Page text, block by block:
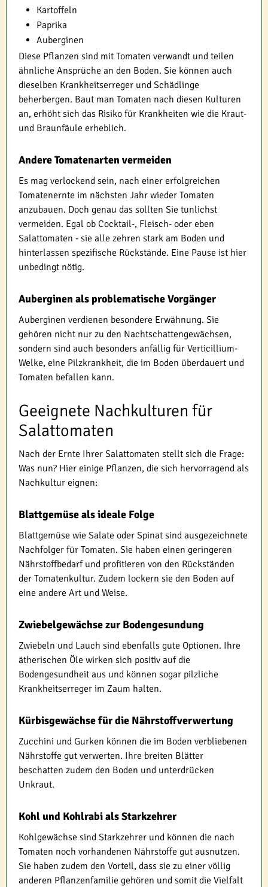
Kartoffeln
Paprika
Auberginen
Diese Pflanzen sind mit Tomaten verwandt und teilen
ähnliche Ansprüche an den Boden. Sie können auch
dieselben Krankheitserreger und Schädlinge
beherbergen. Baut man Tomaten nach diesen Kulturen
an, erhöht sich das Risiko für Krankheiten wie die Kraut-
und Braunfäule erheblich.
Andere Tomatenarten vermeiden
Es mag verlockend sein, nach einer erfolgreichen
Tomatenernte im nächsten Jahr wieder Tomaten
anzubauen. Doch genau das sollten Sie tunlichst
vermeiden. Egal ob Cocktail-, Fleisch- oder eben
Salattomaten - sie alle zehren stark am Boden und
hinterlassen spezifische Rückstände. Eine Pause ist hier
unbedingt nötig.
Auberginen als problematische Vorgänger
Auberginen verdienen besondere Erwähnung. Sie
gehören nicht nur zu den Nachtschattengewächsen,
sondern sind auch besonders anfällig für Verticillium-
Welke, eine Pilzkrankheit, die im Boden überdauert und
Tomaten befallen kann.
Geeignete Nachkulturen für
Salattomaten
Nach der Ernte Ihrer Salattomaten stellt sich die Frage:
Was nun? Hier einige Pflanzen, die sich hervorragend als
Nachkultur eignen:
Blattgemüse als ideale Folge
Blattgemüse wie Salate oder Spinat sind ausgezeichnete
Nachfolger für Tomaten. Sie haben einen geringeren
Nährstoffbedarf und profitieren von den Rückständen
der Tomatenkultur. Zudem lockern sie den Boden auf
eine andere Art und Weise.
Zwiebelgewächse zur Bodengesundung
Zwiebeln und Lauch sind ebenfalls gute Optionen. Ihre
ätherischen Öle wirken sich positiv auf die
Bodengesundheit aus und können sogar pilzliche
Krankheitserreger im Zaum halten.
Kürbisgewächse für die Nährstoffverwertung
Zucchini und Gurken können die im Boden verbliebenen
Nährstoffe gut verwerten. Ihre breiten Blätter
beschatten zudem den Boden und unterdrücken
Unkraut.
Kohl und Kohlrabi als Starkzehrer
Kohlgewächse sind Starkzehrer und können die nach
Tomaten noch vorhandenen Nährstoffe gut ausnutzen.
Sie haben zudem den Vorteil, dass sie zu einer völlig
anderen Pflanzenfamilie gehören und somit die Vielfalt